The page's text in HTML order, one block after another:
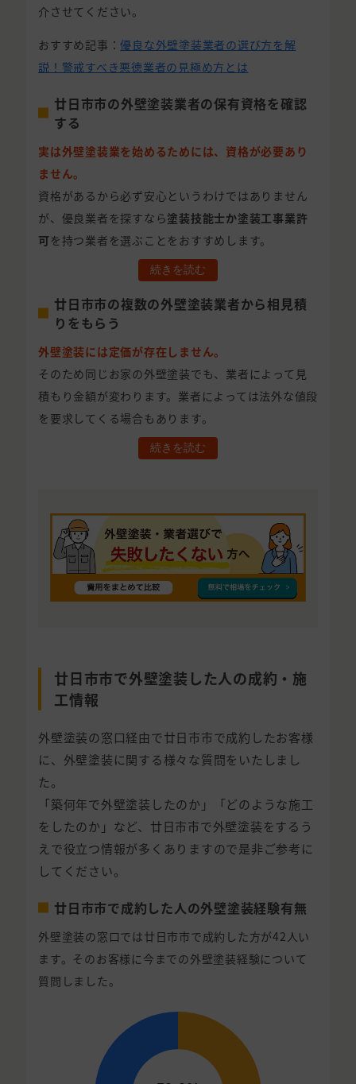
介させてください。
おすすめ記事：優良な外壁塗装業者の選び方を解
説！警戒すべき悪徳業者の見極め方とは
廿日市市の外壁塗装業者の保有資格を確認
する
実は外壁塗装業を始めるためには、資格が必要あり
ません。
資格があるから必ず安心というわけではありません
が、優良業者を探すなら塗装技能士か塗装工事業許
可 を持つ業者を選ぶことをおすすめします。
続きを読む
廿日市市の複数の外壁塗装業者から相見積
りをもらう
外壁塗装には定価が存在しません。
そのため同じお家の外壁塗装でも、業者によって見
積もり金額が変わります。業者によっては法外な値段
を要求してくる場合もあります。
続きを読む
廿日市市で外壁塗装した人の成約・施
工情報
外壁塗装の窓口経由で廿日市市で成約したお客様
に、外壁塗装に関する様々な質問をいたしまし
た。
「築何年で外壁塗装したのか」「どのような施工
をしたのか」など、廿日市市で外壁塗装をするう
えで役立つ情報が多くありますので是非ご参考に
してください。
廿日市市で成約した人の外壁塗装経験有無
外壁塗装の窓口では廿日市市で成約した方が42人い
ます。そのお客様に今までの外壁塗装経験について
質問しました。